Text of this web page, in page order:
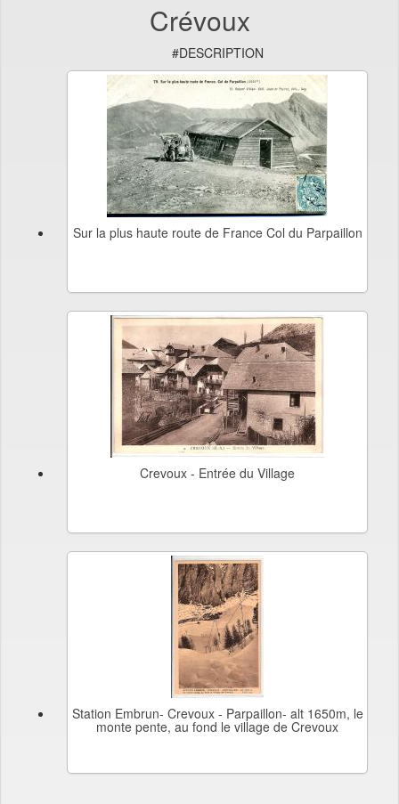
Crévoux
#DESCRIPTION
Sur la plus haute route de France Col du Parpaillon
Crevoux - Entrée du Village
Station Embrun- Crevoux - Parpaillon- alt 1650m, le
monte pente, au fond le village de Crevoux